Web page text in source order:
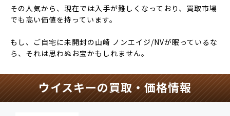
その人気から、現在では入手が難しくなっており、買取市場
でも高い価値を持っています。
もし、ご自宅に未開封の山崎 ノンエイジ/NVが眠っているな
ら、それは思わぬお宝かもしれません。
ウイスキーの買取・価格情報